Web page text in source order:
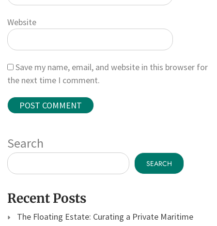
Website
Save my name, email, and website in this browser for
the next time I comment.
Search
SEARCH
Recent Posts
The Floating Estate: Curating a Private Maritime